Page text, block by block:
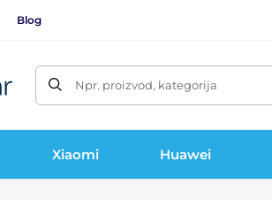
Blog
Npr. proizvod, kategorija
Xiaomi Huawei